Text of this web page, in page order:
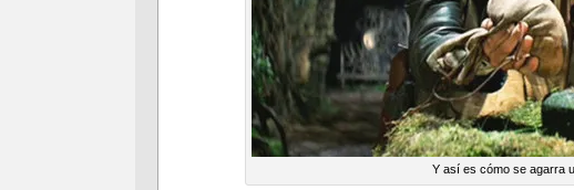
Y así es cómo se agarra